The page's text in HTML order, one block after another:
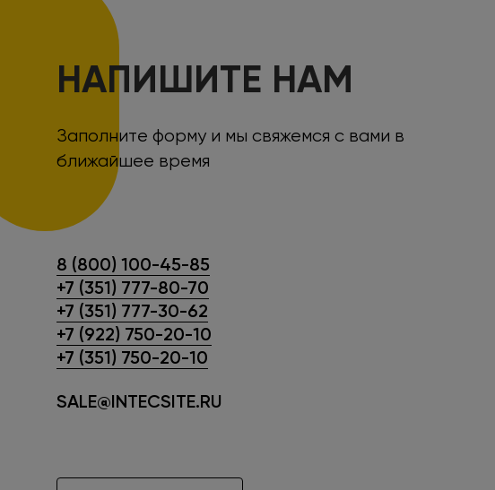
НАПИШИТЕ НАМ
Заполните форму и мы свяжемся с вами в
ближайшее время
8 (800) 100-45-85
+7 (351) 777-80-70
+7 (351) 777-30-62
+7 (922) 750-20-10
+7 (351) 750-20-10
SALE@INTECSITE.RU